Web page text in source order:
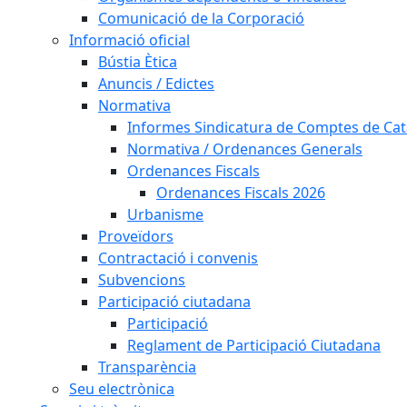
Comunicació de la Corporació
Informació oficial
Bústia Ètica
Anuncis / Edictes
Normativa
Informes Sindicatura de Comptes de
Normativa / Ordenances Generals
Ordenances Fiscals
Ordenances Fiscals 2026
Urbanisme
Proveïdors
Contractació i convenis
Subvencions
Participació ciutadana
Participació
Reglament de Participació Ciutadana
Transparència
Seu electrònica